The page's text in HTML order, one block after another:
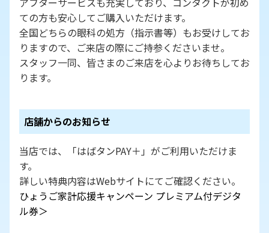
ての方も安心してご購入いただけます。
全国どちらの眼科の処方（指示書等）もお受けしてお
りますので、ご来店の際にご持参くださいませ。
スタッフ一同、皆さまのご来店を心よりお待ちしてお
ります。
店舗からのお知らせ
当店では、「はばタンPAY＋」がご利用いただけま
す。
詳しい特典内容はWebサイトにてご確認ください。
ひょうご家計応援キャンペーン プレミアム付デジタ
ル券＞